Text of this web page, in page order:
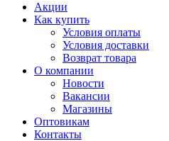
Акции
Как купить
Условия оплаты
Условия доставки
Возврат товара
О компании
Новости
Вакансии
Магазины
Оптовикам
Контакты